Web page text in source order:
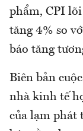
phẩm, CPI
tăng 4% so
báo tăng
Biên bản
nhà kinh tế
của lạm phát